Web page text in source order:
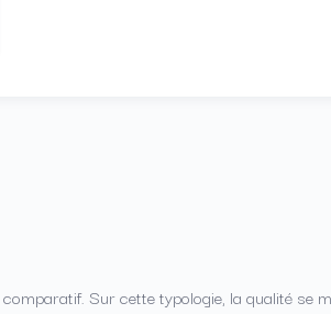
Sur cette typologie, la qualité se